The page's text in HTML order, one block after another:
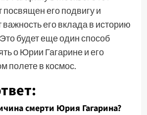
посвящен его подвигу и
его вклада в историю
будет еще один способ
о Юрии Гагарине и его
полете в космос.
смерти Юрия Гагарина?